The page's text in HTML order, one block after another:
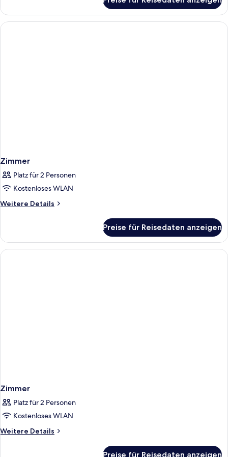
Zimmer
Platz für 2 Personen
Kostenloses WLAN
Weitere Details
Weitere
Preise für Reisedaten anzeigen
Zimmer
Platz für 2 Personen
Kostenloses WLAN
Weitere Details
Weitere
Preise für Reisedaten anzeigen